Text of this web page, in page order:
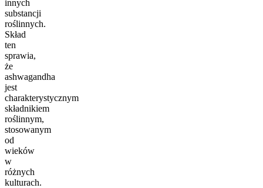
innych
substancji
roślinnych.
Skład
ten
sprawia,
że
ashwagandha
jest
charakterystycznym
składnikiem
roślinnym,
stosowanym
od
wieków
w
różnych
kulturach.